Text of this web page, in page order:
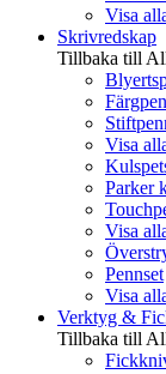
Visa
Skrivredskap
Tillbaka till
Visa
Parker
Visa
Pennset
Visa
Verktyg &
Tillbaka till